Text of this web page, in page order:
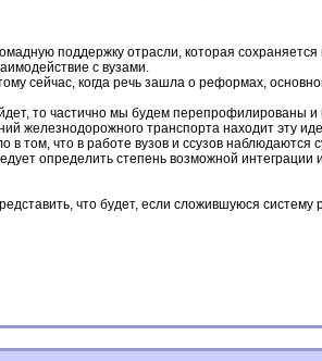
поддержку отрасли, которая
с вузами.
сейчас, когда речь зашла о реформах,
то частично мы будем перепрофилированы и
железнодорожного транспорта находит эту
что в работе вузов и ссузов
определить степень возможной
что будет, если сложившуюся систему